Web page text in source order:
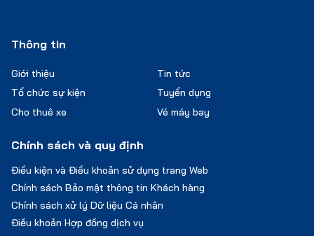
Thông tin
Giới thiệu
Tổ chức sự kiện
Cho thuê xe
Vé máy bay
Tin tức
Tuyển dụng
Chính sách và quy định
Điều kiện và Điều khoản sử dụng trang Web
Chính sách Bảo mật thông tin Khách hàng
Chính sách xử lý Dữ liệu Cá nhân
Điều khoản Hợp đồng dịch vụ